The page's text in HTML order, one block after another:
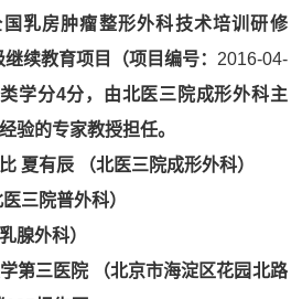
国乳房肿瘤整形外科技术培训研修
续教育项目（项目编号： 2016-04-
类学分4分，由北医三院成形外科主
验的专家教授担任。
夏有辰
（北医三院成形外科）
三院普外科）
腺外科）
第三医院
（北京市海淀区花园北路